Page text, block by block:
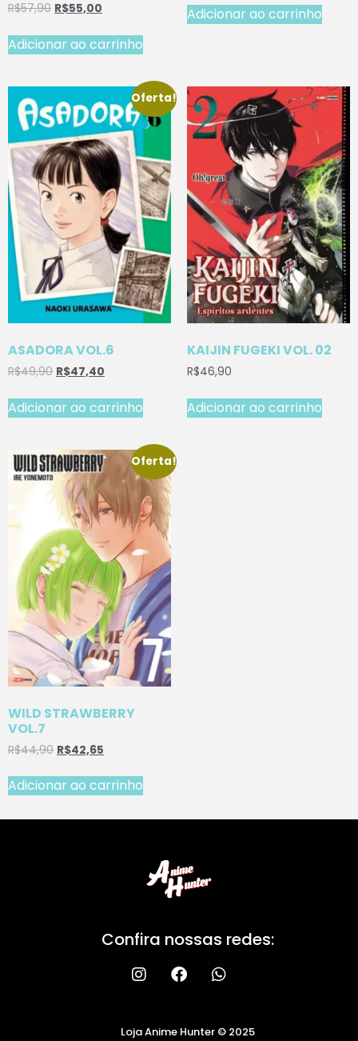
R$57,90 R$55,00
Adicionar ao carrinho
Adicionar ao carrinho
Oferta!
ASADORA VOL.6
R$49,90 R$47,40
Adicionar ao carrinho
KAIJIN FUGEKI VOL. 02
R$46,90
Adicionar ao carrinho
Oferta!
WILD STRAWBERRY
VOL.7
R$44,90 R$42,65
Adicionar ao carrinho
Confira nossas redes:
Loja Anime Hunter © 2025